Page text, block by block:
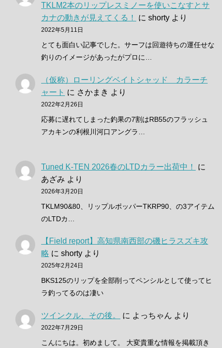
TKLM2本のリップレスミノーを使いこなすとサ
カナの動きが見えてくる！
に shorty より
2022年5月11日
とても面白い記事でした。サーフは回遊待ちの運任せな
釣りのイメージがあったがプロに…
（仮称）ローリングベイトシャッド カラーチ
ャート に さかまき より
2022年2月26日
応募に遅れてしまった釣果の7割はRB55のフラッシュ
アカキンの利根川河口アングラ…
Tuned K-TEN 2026春のLTDカラー出荷中！
に
あざみ より
2026年3月20日
TKLM90&80、リップルポッパーTKRP90、の3アイテム
のLTDカ…
【Field report】高知県南西部の磯ヒラスズキ攻
略 に shorty より
2025年2月24日
BKS125のリップを全部削ってペンシルとして使ってヒ
ラ釣ってるのは凄い
ツインクル、その後。 に よっちゃん より
2022年7月29日
こんにちは。初めまして。 大変貴重な情報を掲載頂き